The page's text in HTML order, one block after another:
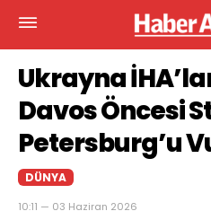
Ukrayna
Davos Öncesi
Petersburg’u
DÜNYA
10:11 — 03 Haziran 2026